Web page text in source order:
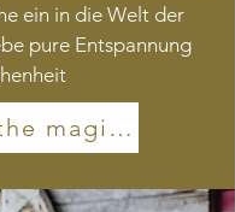
ein in die Welt der
pure Entspannung
Let the magic happen